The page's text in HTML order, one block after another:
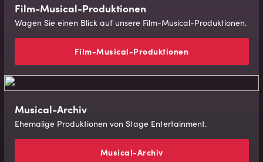
Film-Mu­si­cal-Pro­duk­tio­nen
Wagen Sie einen Blick auf unsere Film-Musical-Produktionen.
Film-Mu­si­cal-Pro­duk­tio­nen
Musical-Archiv
Ehemalige Produktionen von Stage Entertainment.
Musical-Archiv